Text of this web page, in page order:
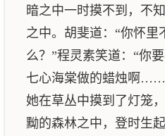
暗之中一时摸不到，不
之中。胡斐道：“你怀里
么？”程灵素笑道：“你
七心海棠做的蜡烛啊……
她在草丛中摸到了灯笼
黝的森林之中，登时生